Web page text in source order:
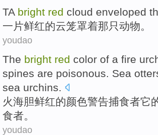
TA bright red cloud enveloped
一片鲜红的云笼罩着那只动物。
youdao
The bright red color of a fire
spines are poisonous. Sea
sea urchins.
火海胆鲜红的颜色警告捕食者它
食者。
youdao